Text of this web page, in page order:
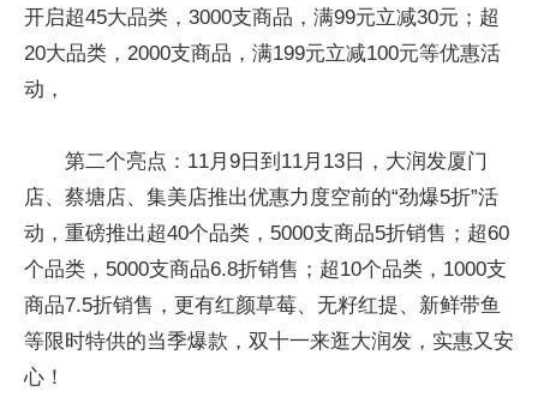
开启超45大品类，3000支商品，满99元立减30元；超
20大品类，2000支商品，满199元立减100元等优惠活
动，
第二个亮点：11月9日到11月13日，大润发厦门
店、蔡塘店、集美店推出优惠力度空前的“劲爆5折”活
动，重磅推出超40个品类，5000支商品5折销售；超60
个品类，5000支商品6.8折销售；超10个品类，1000支
商品7.5折销售，更有红颜草莓、无籽红提、新鲜带鱼
等限时特供的当季爆款，双十一来逛大润发，实惠又安
心！